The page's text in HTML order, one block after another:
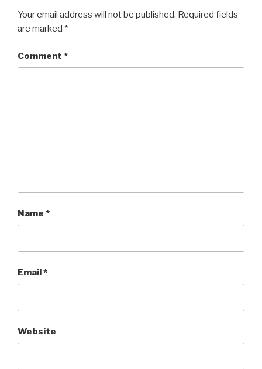
Your email address will not be published. Required fields
are marked *
Comment *
Name *
Email*
Website